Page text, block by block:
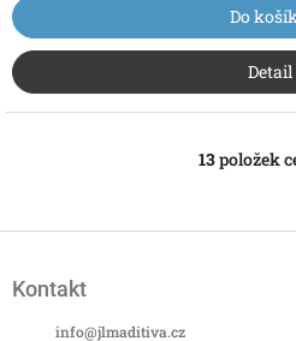
Do
Detail
O
á
13položek
Kontakt
info@jlmaditiva.cz